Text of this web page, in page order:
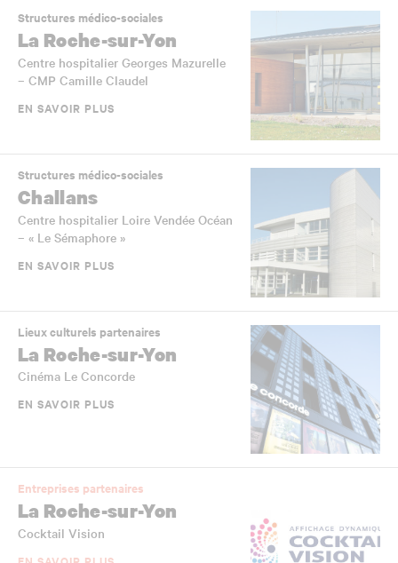
Structures médico-sociales
La Roche-sur-Yon
Centre hospitalier Georges Mazurelle
– CMP Camille Claudel
EN SAVOIR PLUS
Structures médico-sociales
Challans
Centre hospitalier Loire Vendée Océan
– « Le Sémaphore »
EN SAVOIR PLUS
Lieux culturels partenaires
La Roche-sur-Yon
Cinéma Le Concorde
EN SAVOIR PLUS
Entreprises partenaires
La Roche-sur-Yon
Cocktail Vision